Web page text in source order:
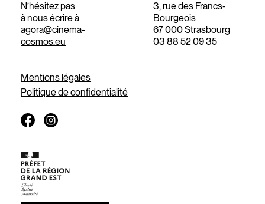
N’hésitez pas
à nous écrire à
agora@cinema-
cosmos.eu
3, rue des Francs-
Bourgeois
67 000 Strasbourg
03 88 52 09 35
Mentions légales
Politique de confidentialité